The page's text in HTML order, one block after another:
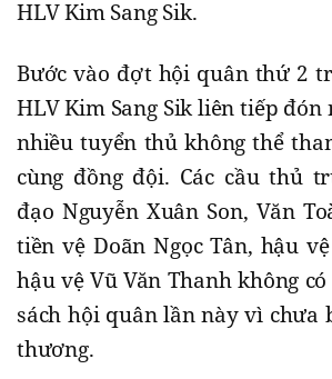
HLV Kim Sang Sik.
Bước vào đợt hội quân thứ 2
HLV Kim Sang Sik liên tiếp
nhiều tuyển thủ không thể
cùng đồng đội. Các cầu thủ
đạo Nguyễn Xuân Son, Văn
tiền vệ Doãn Ngọc Tân, hậu
hậu vệ Vũ Văn Thanh không
sách hội quân lần này vì chưa
thương.